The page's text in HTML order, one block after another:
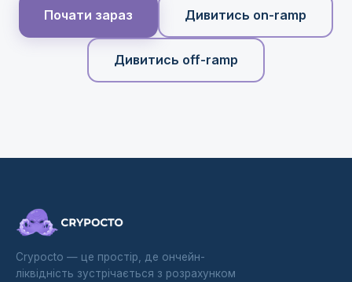
Почати зараз Дивитись on-ramp
Дивитись off-ramp
Crypocto — це простір, де ончейн-
ліквідність зустрічається з розрахунком